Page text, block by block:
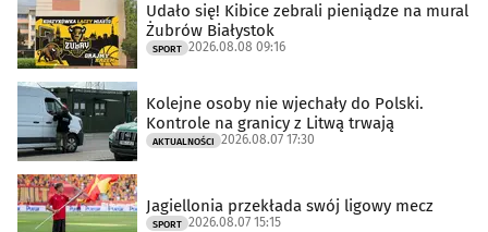
Udało się! Kibice zebrali pieniądze na mural
Żubrów Białystok
SPORT 2026.08.08 09:16
Kolejne osoby nie wjechały do Polski.
Kontrole na granicy z Litwą trwają
AKTUALNOŚCI 2026.08.07 17:30
Jagiellonia przekłada swój ligowy mecz
SPORT 2026.08.07 15:15